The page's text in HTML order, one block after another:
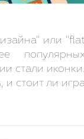
или
стали
и стоит ли